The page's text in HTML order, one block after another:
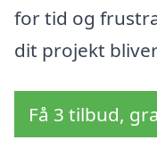
for tid og
dit projekt
Få 3 tilbud,